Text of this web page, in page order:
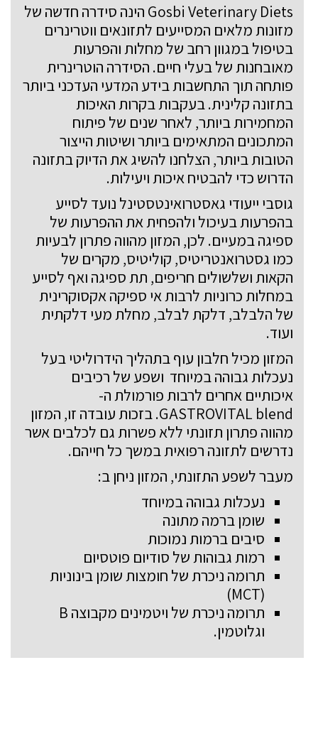
Gosbi Veterinary Diets הינה סידרה חדשה של
מזונות מלאים המסייעים לתזונאים ווטרינרים
בטיפול במגוון רחב של מחלות והפרעות
מאובחנות של בעלי חיים. הסידרה הוטרינרית
פותחה תוך התחשבות בידע המדעי העדכני ביותר
בתזונה קלינית. בעקבות בקרות האיכות
המחמירות ביותר, לאחר שנים של פיתוח
המתכונים המתאימים ביותר ושיטות הייצור
הטובות ביותר, הצלחנו להשיג את הדיוק בתזונה
הדרוש כדי להבטיח איכות ויעילות.
גוסבי ייעודי גאסטרואינטסטינל נועד לסייע
בהפרעות בעיכול ולהפחית את ההפרעות של
ספיגה במעיים. לכן, המזון מהווה פתרון לבעיות
כמו גסטרואנטריטיס, קוליטיס, מקרים של
הקאות ושלשולים חריפים, תת ספיגה ואף לסייע
במחלות כרוניות לרבות אי ספיקה אקסוקרינית
של הלבלב, דלקת לבלב, מחלת מעי דלקתית
ועוד.
המזון מכיל חלבון עוף בתהליך הידרוליטי בעל
נעכלות גבוהה במיוחד ושפע של רכיבים
איכותיים אחרים לרבות פורמולת ה-
GASTROVITAL blend. בזכות עובדה זו, המזון
מהווה פתרון תזונתי ללא פשרות גם לכלבים אשר
נדרשים לתזונה רפואית במשך כל חייהם.
מעבר לשפע התזונתי, המזון ניחן ב:
נעכלות גבוהה במיוחד
שומן ברמה מתונה
סיבים ברמות נמוכות
רמות גבוהות של סודיום פוטסיום
תרומה ניכרת של חומצות שומן בינוניות
(MCT)
תרומה ניכרת של ויטמינים מקבוצה B
וגלוטמין.